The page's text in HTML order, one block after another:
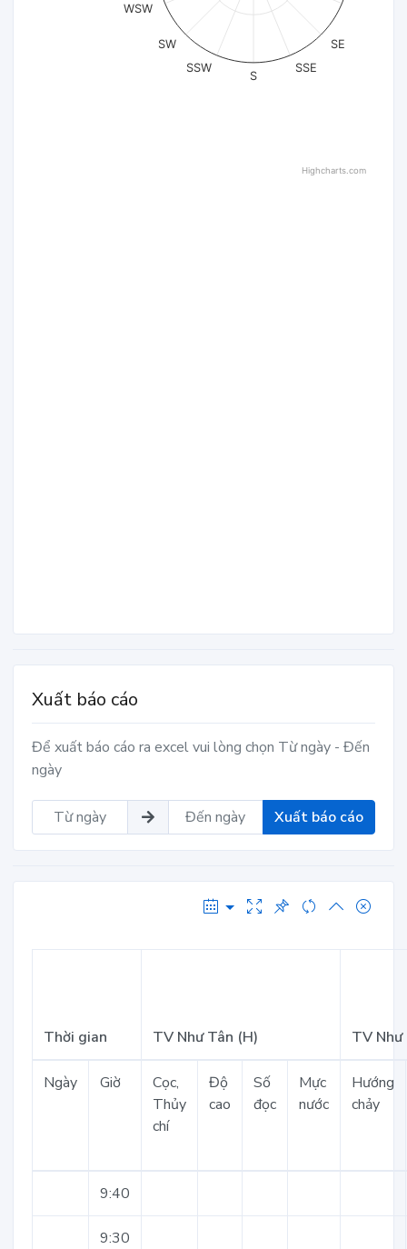
SE
SSE
S
SSW
SW
WSW
Highcharts.com
Xuất báo cáo
Để xuất báo cáo ra excel vui lòng chọn Từ ngày - Đến
ngày
Xuất báo cáo
Thời gian TV Như Tân (H) TV
Ngày Giờ
Cọc,
Thủy
chí
Độ
cao
Số
đọc
Mực
nước
Hướng
chảy
9:40
9:30